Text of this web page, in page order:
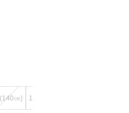
㎝) 15(150㎝)